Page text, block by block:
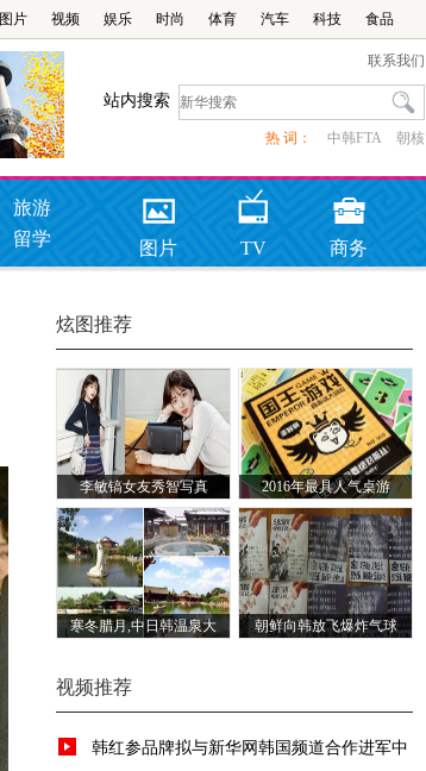
图片 视频 娱乐 时尚 体育 汽车 科技 食品
联系我们
站内搜索
热 词： 中韩FTA 朝核
旅游
留学 图片 TV 商务
炫图推荐
李敏镐女友秀智写真 2016年最具人气桌游
寒冬腊月,中日韩温泉大
朝鲜向韩放飞爆炸气球
视频推荐
韩红参品牌拟与新华网韩国频道合作进军中